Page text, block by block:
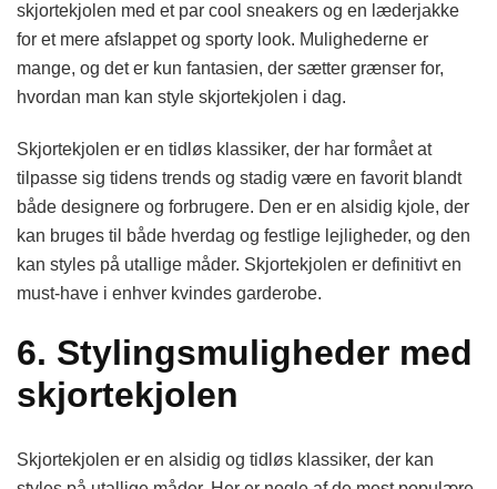
skjortekjolen med et par cool sneakers og en læderjakke
for et mere afslappet og sporty look. Mulighederne er
mange, og det er kun fantasien, der sætter grænser for,
hvordan man kan style skjortekjolen i dag.
Skjortekjolen er en tidløs klassiker, der har formået at
tilpasse sig tidens trends og stadig være en favorit blandt
både designere og forbrugere. Den er en alsidig kjole, der
kan bruges til både hverdag og festlige lejligheder, og den
kan styles på utallige måder. Skjortekjolen er definitivt en
must-have i enhver kvindes garderobe.
6. Stylingsmuligheder med
skjortekjolen
Skjortekjolen er en alsidig og tidløs klassiker, der kan